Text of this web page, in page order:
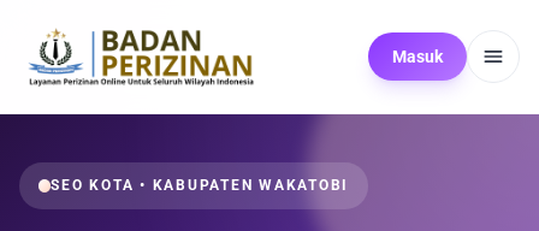
Masuk
SEO KOTA • KABUPATEN WAKATOBI